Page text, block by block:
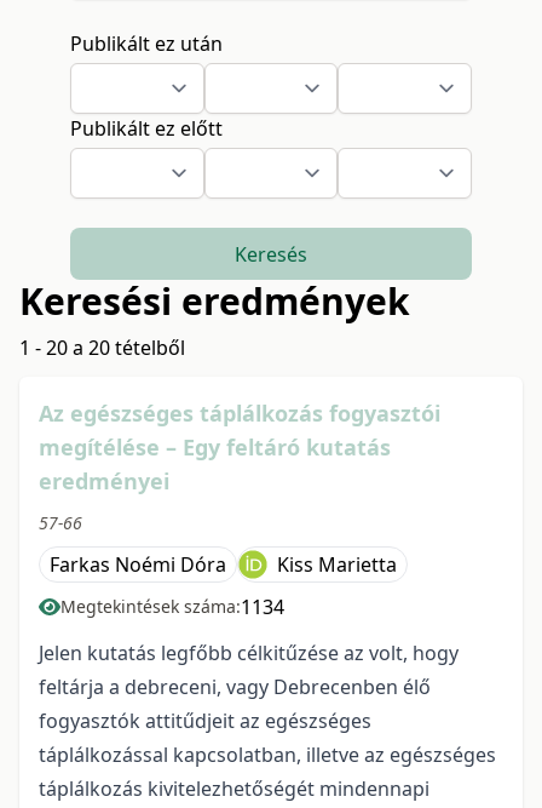
Publikált ez után
Publikált ez előtt
Keresés
Keresési eredmények
1 - 20 a 20 tételből
Az egészséges táplálkozás fogyasztói
megítélése – Egy feltáró kutatás
eredményei
57-66
Farkas Noémi Dóra Kiss Marietta
Megtekintések száma:1134
Jelen kutatás legfőbb célkitűzése az volt, hogy
feltárja a debreceni, vagy Debrecenben élő
fogyasztók attitűdjeit az egészséges
táplálkozással kapcsolatban, illetve az egészséges
táplálkozás kivitelezhetőségét mindennapi